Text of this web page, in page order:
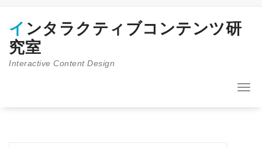
コ
インタラクティブコンテンツ研
究室
Interactive Content Design
ナ